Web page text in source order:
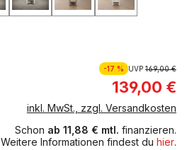
-17 % UVP169,00 €
139,00 €
inkl. MwSt., zzgl. Versandkosten
Schon ab 11,88 € mtl. finanzieren.
Weitere Informationen findest du hier.